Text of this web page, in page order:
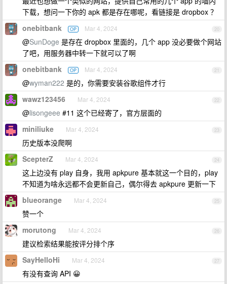
下载，想问一下你的 apk 都是存在哪呢，看链接是 dropbox ？
20
onebitbank OP Mar 4, 2024
@SunDoge 是存在 dropbox 里面的，几个 app 没必要做个网站
了吧，用服务器中转一下就可以了啊
21
onebitbank OP Mar 4, 2024
@wyman222 是的，你需要安装谷歌组件才行
22
wawz123456 Mar 4, 2024
@lisongeee #11 这个已经寄了，官方层面的
23
miniliuke Mar 4, 2024
历史版本没爬啊
24
ScepterZ Mar 4, 2024
这上边没有 play 自身，我用 apkpure 基本就这一个目的，play
不知道为啥永远都不会更新自己，偶尔得去 apkpure 更新一下
25
blueorange Mar 4, 2024
赞一个
26
morutong Mar 4, 2024
建议检索结果能按评分排个序
27
SayHelloHi Mar 4, 2024
有没有查询 API 😀